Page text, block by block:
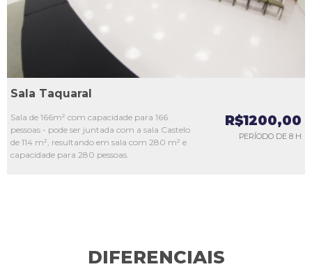
Sala Taquaral
Sala de 166m² com capacidade para 166
pessoas - pode ser juntada com a sala Castelo
de 114 m², resultando em sala com 280 m² e
capacidade para 280 pessoas.
R$1200,00
PERÍODO DE 8 H
DIFERENCIAIS